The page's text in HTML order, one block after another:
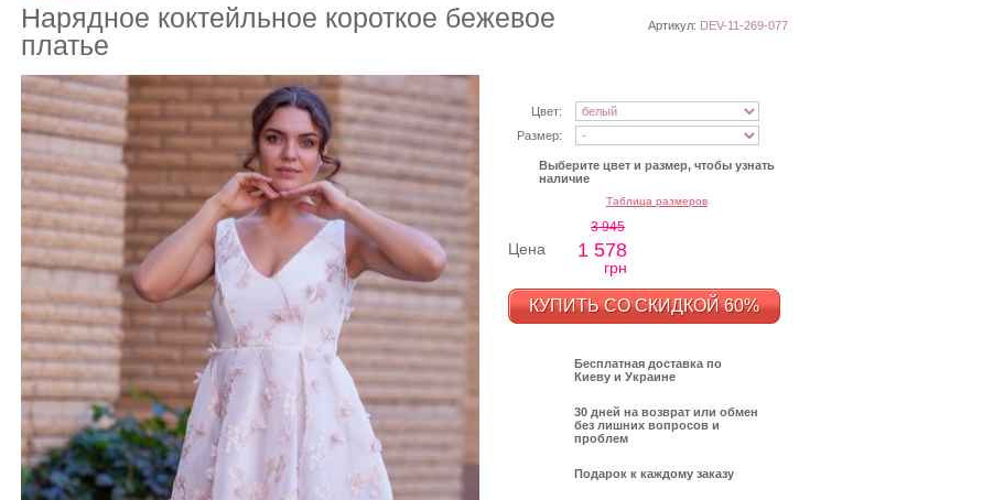
Нарядное коктейльное короткое бежевое
платье
Артикул: DEV-11-269-077
Цвет:
Размер:
Выберите цвет и размер, чтобы узнать
наличие
Таблица размеров
Цена
3 945
1 578
грн
КУПИТЬ СО СКИДКОЙ 60%
Бесплатная доставка по
Киеву и Украине
30 дней на возврат или обмен
без лишних вопросов и
проблем
Подарок к каждому заказу